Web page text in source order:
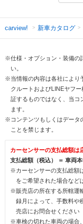
carview! 新車カタログ
※仕様・オプション・装備の
い。
※当情報の内容は各社により
クルートおよびLINEヤフ
証するものではなく、当コ
ます。
※コンテンツもしくはデータ
ことを禁じます。
カーセンサーの支払総額は
支払総額（税込） ＝ 車両
※カーセンサーの支払総額
をご希望された場合など
※販売店の所在する所轄運
録月によって、手数料や
売店にお問合せください
※車検の切れた車両の場合